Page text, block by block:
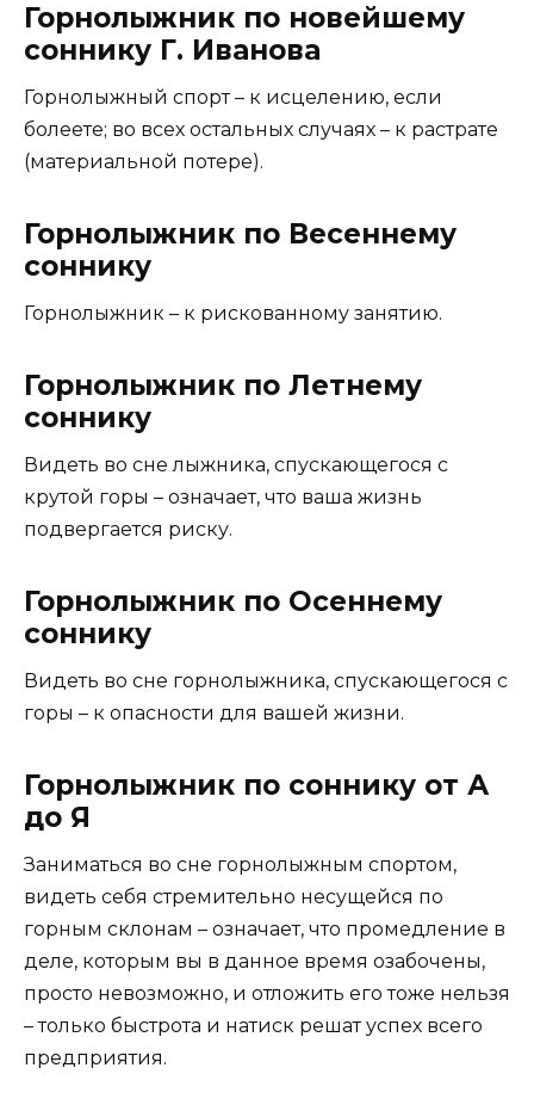
Горнолыжник по новейшему
соннику Г. Иванова
Горнолыжный спорт – к исцелению, если
болеете; во всех остальных случаях – к растрате
(материальной потере).
Горнолыжник по Весеннему
соннику
Горнолыжник – к рискованному занятию.
Горнолыжник по Летнему
соннику
Видеть во сне лыжника, спускающегося с
крутой горы – означает, что ваша жизнь
подвергается риску.
Горнолыжник по Осеннему
соннику
Видеть во сне горнолыжника, спускающегося с
горы – к опасности для вашей жизни.
Горнолыжник по соннику от А
до Я
Заниматься во сне горнолыжным спортом,
видеть себя стремительно несущейся по
горным склонам – означает, что промедление в
деле, которым вы в данное время озабочены,
просто невозможно, и отложить его тоже нельзя
– только быстрота и натиск решат успех всего
предприятия.